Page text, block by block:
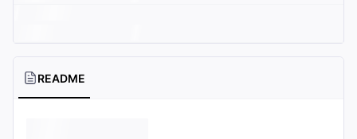
README